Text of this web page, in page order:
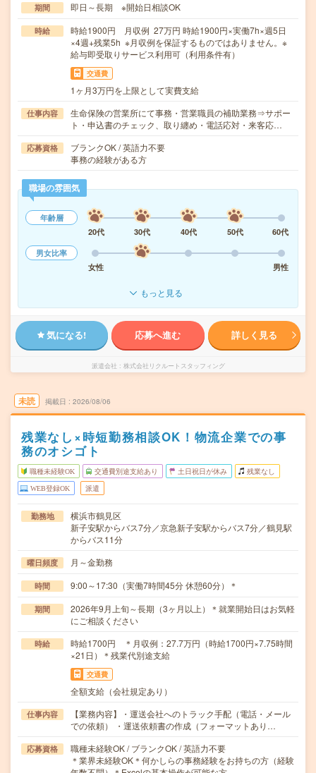
期間 即日～長期 ※開始日相談OK
時給
時給1900円 月収例 27万円 時給1900円×実働7h×週5日
×4週+残業5h ※月収例を保証するものではありません。※
給与即受取りサービス利用可（利用条件有）
交通費
1ヶ月3万円を上限として実費支給
仕事内容
生命保険の営業所にて事務・営業職員の補助業務⇒サポー
ト・申込書のチェック、取り纏め・電話応対・来客応…
応募資格
ブランクOK / 英語力不要
事務の経験がある方
職場の雰囲気
年齢層
20代
30代 40代 50代
60代
男女比率
女性
男性
もっと見る
気になる! 応募へ進む 詳しく見る
派遣会社 株式会社リクルートスタッフィング
未読 掲載日 2026/08/06
残業なし×時短勤務相談OK！物流企業での事
務のオシゴト
職種未経験OK 交通費別途支給あり 土日祝日が休み 残業なし
WEB登録OK 派遣
勤務地
横浜市鶴見区
新子安駅からバス7分／京急新子安駅からバス7分／鶴見駅
からバス11分
曜日頻度 月～金勤務
時間 9:00～17:30（実働7時間45分 休憩60分）＊
期間
2026年9月上旬～長期（3ヶ月以上）＊就業開始日はお気軽
にご相談ください
時給
時給1700円 ＊月収例：27.7万円（時給1700円×7.75時間
×21日）＊残業代別途支給
交通費
全額支給（会社規定あり）
仕事内容
【業務内容】・運送会社へのトラック手配（電話・メール
での依頼） ・運送依頼書の作成（フォーマットあり…
応募資格
職種未経験OK / ブランクOK / 英語力不要
＊業界未経験OK＊何かしらの事務経験をお持ちの方（経験